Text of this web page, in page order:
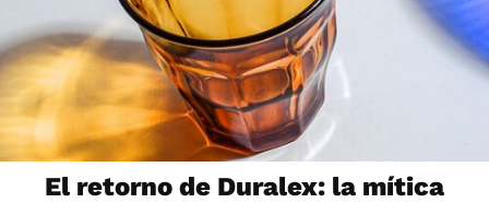
El retorno de Duralex: la mítica